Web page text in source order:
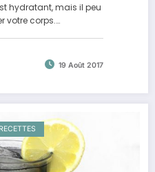
hydratant, mais il peu
votre corps.…
19 Août 2017
RECETTES